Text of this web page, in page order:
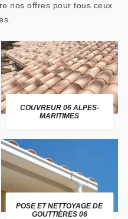
nos offres pour tous ceux
COUVREUR 06 ALPES-
MARITIMES
POSE ET NETTOYAGE DE
GOUTTIÈRES 06